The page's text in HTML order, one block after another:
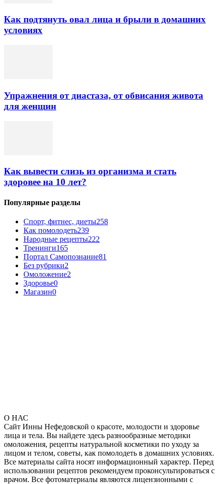
Как подтянуть овал лица и брыли в домашних
условиях
Упражнения от диастаза, от обвисания живота
для женщин
Как вывести слизь из организма и стать
здоровее на 10 лет?
Популярные разделы
Спорт, фитнес, диеты258
Как помолодеть239
Народные рецепты222
Тренинги165
Портал Самопознание81
Без рубрики2
Омоложение2
Здоровье0
Магазин0
О НАС
Сайт Инны Нефедовской о красоте, молодости и здоровье
лица и тела. Вы найдете здесь разнообразные методики
омоложения, рецепты натуральной косметики по уходу за
лицом и телом, советы, как помолодеть в домашних условиях.
Все материалы сайта носят информационный характер. Перед
использовании рецептов рекомендуем проконсультироваться с
врачом. Все фотоматериалы являются лицензионными с